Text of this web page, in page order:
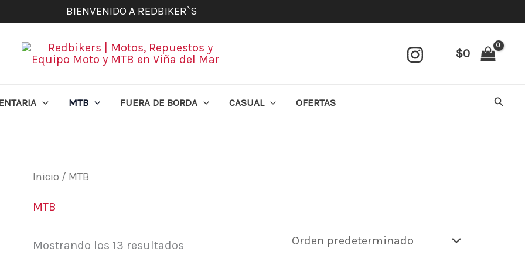
BIENVENIDO A REDBIKER`S
$0
MTB FUERA DE BORDA CASUAL OFERTAS
Inicio / MTB
MTB
Mostrando los 13 resultados